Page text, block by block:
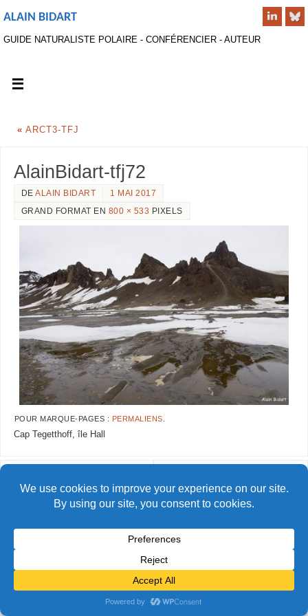
ALAIN BIDART
GUIDE NATURALISTE POLAIRE - CONFÉRENCIER - AUTEUR
« ARCT3-TFJ
AlainBidart-tfj72
DEALAIN BIDART
1 MAI 2017
GRAND FORMAT EN 800 × 533 PIXELS
POUR MARQUE-PAGES : PERMALIENS
Cap Tegetthoff, île Hall
© Alain Bidart (2026) - Tous droits réservés
FIÈREMENT PROPULSÉ PARPARABOLA